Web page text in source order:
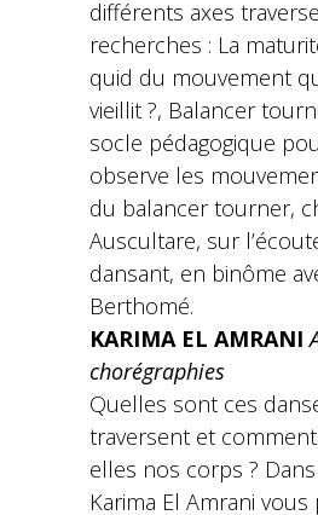
différents axes
recherches : La
quid du mouvement
vieillit ?, Balancer
socle pédagogique
observe les
du balancer tourner,
Auscultare, sur
dansant, en binôme
Berthomé.
KARIMA EL AMRANI
chorégraphies
Quelles sont ces
traversent et
elles nos corps ?
Karima El Amrani